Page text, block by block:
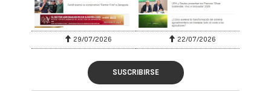
29/07/2026 22/07/2026
SUSCRIBIRSE